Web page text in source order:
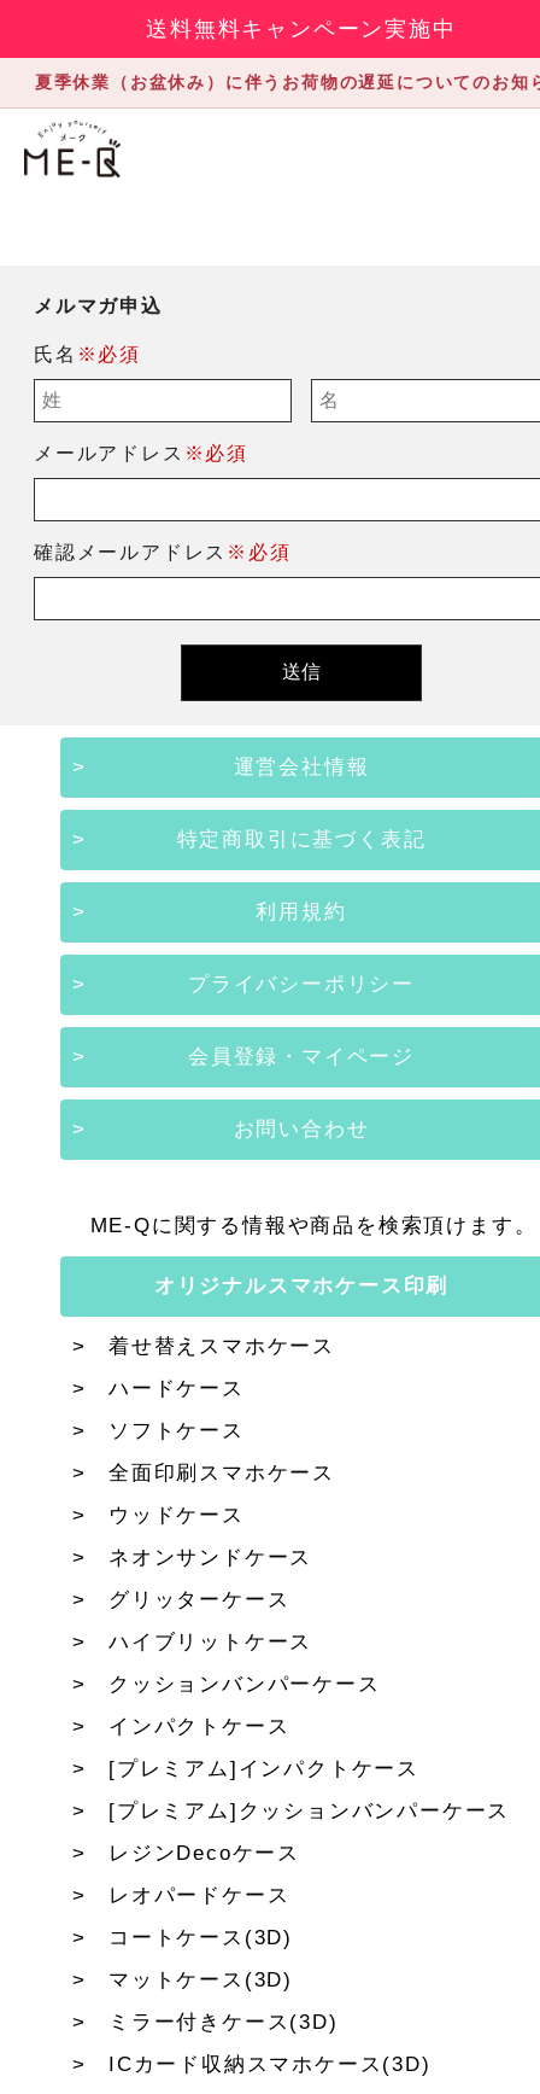
送料無料キャンペーン実施中
夏季休業（お盆休み）に伴うお荷物の遅延についてのお知
メルマガ申込
氏名 ※必須
メールアドレス ※必須
確認メールアドレス ※必須
運営会社情報
特定商取引に基づく表記
利用規約
プライバシーポリシー
会員登録・マイページ
お問い合わせ
ME-Qに関する情報や商品を検索頂けます。
オリジナルスマホケース印刷
着せ替えスマホケース
ハードケース
ソフトケース
全面印刷スマホケース
ウッドケース
ネオンサンドケース
グリッターケース
ハイブリットケース
クッションバンパーケース
インパクトケース
[プレミアム]インパクトケース
[プレミアム]クッションバンパーケース
レジンDecoケース
レオパードケース
コートケース(3D)
マットケース(3D)
ミラー付きケース(3D)
ICカード収納スマホケース(3D)